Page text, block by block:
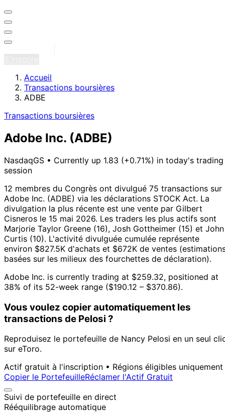
Accueil
Transactions boursières
ADBE
Transactions boursières
Adobe Inc. (ADBE)
NasdaqGS • Currently up 1.83 (+0.71%) in today's trading
session
12 membres du Congrès ont divulgué 75 transactions sur
Adobe Inc. (ADBE) via les déclarations STOCK Act. La
divulgation la plus récente est une vente par Gilbert
Cisneros le 15 mai 2026. Les traders les plus actifs sont
Marjorie Taylor Greene (16), Josh Gottheimer (15) et John
Curtis (10). L'activité divulguée cumulée représente
environ $827.5K d'achats et $672K de ventes
basées sur les milieux des fourchettes de déclaration).
Adobe Inc. is currently trading at $259.32, positioned at
38% of its 52-week range ($190.12 – $370.86).
Vous voulez copier automatiquement les
transactions de Pelosi ?
Reproduisez le portefeuille de Nancy Pelosi en un seul
sur eToro.
Actif gratuit à l'inscription • Régions éligibles uniquement
Copier le PortefeuilleRéclamer l'Actif Gratuit
Suivi de portefeuille en direct
Rééquilibrage automatique